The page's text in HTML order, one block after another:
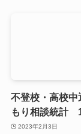
不登校・高校中
もり相談統計
2023年2月3日